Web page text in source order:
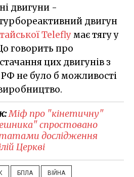
двигуни -
двигун
Teleflyмає тягу у
говорить про
цих двигунів з
не було б можливості
Міф про "кінетичну"
спростовано
дослідження
Церкві
БПЛА ВІЙНА